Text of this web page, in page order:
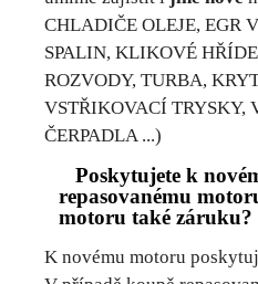
CHLADIČE OLEJE, EGR
SPALIN, KLIKOVÉ
ROZVODY, TURBA,
VSTŘIKOVACÍ TRYSKY,
ČERPADLA ...)
Poskytujete k
repasovanému
motoru také záruku?
K novému motoru